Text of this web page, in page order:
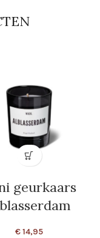
geurkaars
€14,95